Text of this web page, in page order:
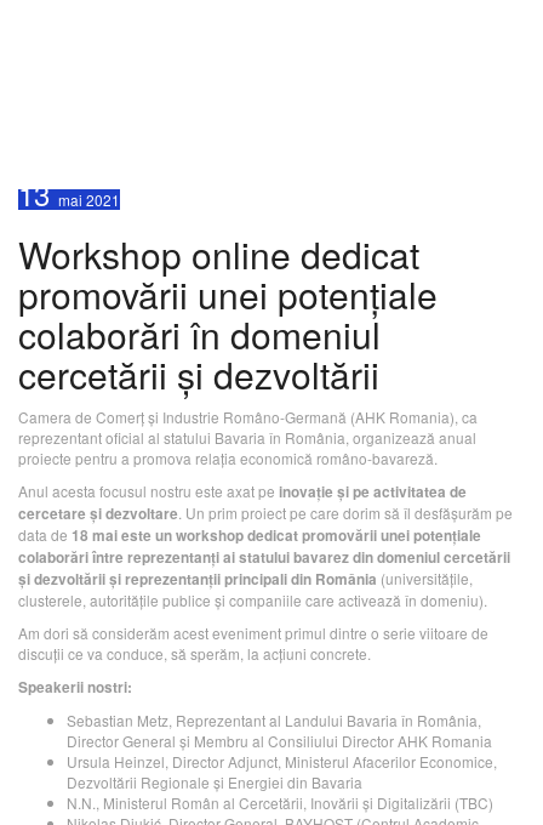
13mai 2021
Workshop online dedicat
promovării unei potențiale
colaborări în domeniul
cercetării și dezvoltării
Camera de Comerț și Industrie Româno-Germană (AHK Romania), ca
reprezentant oficial al statului Bavaria în România, organizează anual
proiecte pentru a promova relația economică româno-bavareză.
Anul acesta focusul nostru este axat pe inovație și pe activitatea de
cercetare și dezvoltare . Un prim proiect pe care dorim să îl desfășurăm pe
data de 18 mai este un workshop dedicat promovării unei potențiale
colaborări între reprezentanți ai statului bavarez din domeniul cercetării
și dezvoltării și reprezentanții principali din România (universitățile,
clusterele, autoritățile publice și companiile care activează în domeniu).
Am dori să considerăm acest eveniment primul dintre o serie viitoare de
discuții ce va conduce, să sperăm, la acțiuni concrete.
Speakerii nostri:
Sebastian Metz, Reprezentant al Landului Bavaria în România,
Director General și Membru al Consiliului Director AHK Romania
Ursula Heinzel, Director Adjunct, Ministerul Afacerilor Economice,
Dezvoltării Regionale și Energiei din Bavaria
N.N., Ministerul Român al Cercetării, Inovării și Digitalizării (TBC)